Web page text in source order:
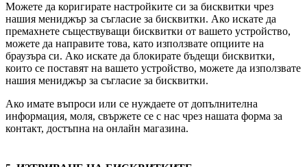
Можете да коригирате настройките си за бисквитки чрез
нашия мениджър за съгласие за бисквитки. Ако искате да
премахнете съществуващи бисквитки от вашето устройство,
можете да направите това, като използвате опциите на
браузъра си. Ако искате да блокирате бъдещи бисквитки,
които се поставят на вашето устройство, можете да използвате
нашия мениджър за съгласие за бисквитки.
Ако имате въпроси или се нуждаете от допълнителна
информация, моля, свържете се с нас чрез нашата форма за
контакт, достъпна на онлайн магазина.